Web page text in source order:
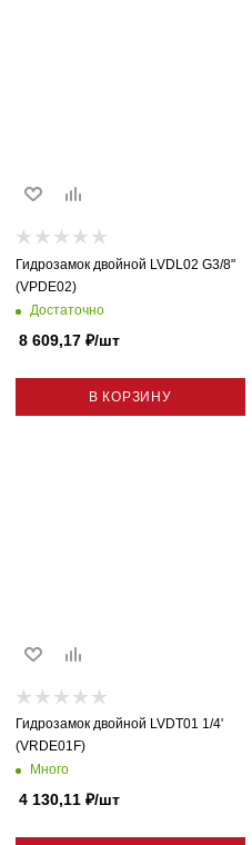
Гидрозамок двойной LVDL02 G3/8"
(VPDE02)
Достаточно
8 609,17 ₽/шт
В КОРЗИНУ
Гидрозамок двойной LVDT01 1/4'
(VRDE01F)
Много
4 130,11 ₽/шт